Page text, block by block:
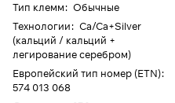
Тип клемм: Обычные
Технологии: Ca/Ca+Silver
(кальций / кальций +
легирование серебром)
Европейский тип номер (ETN):
574 013 068